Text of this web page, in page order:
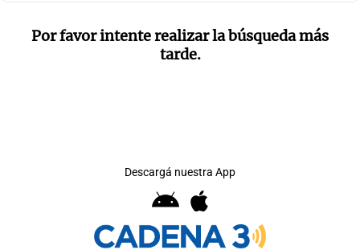
Por favor intente realizar la búsqueda más
tarde.
Descargá nuestra App